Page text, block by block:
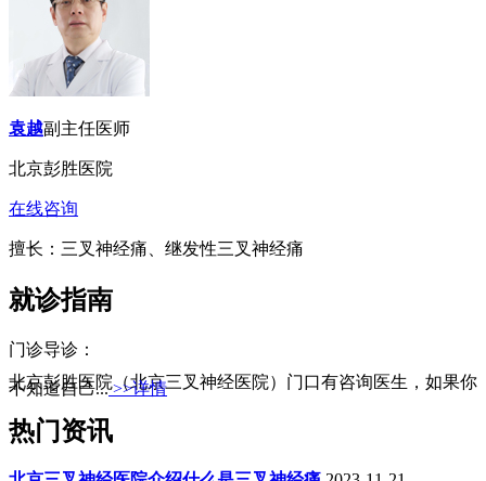
袁越副主任医师
北京彭胜医院
在线咨询
擅长：三叉神经痛、继发性三叉神经痛
就诊指南
门诊导诊：
北京彭胜医院（北京三叉神经医院）门口有咨询医生，如果你
不知道自己...>>详情
热门资讯